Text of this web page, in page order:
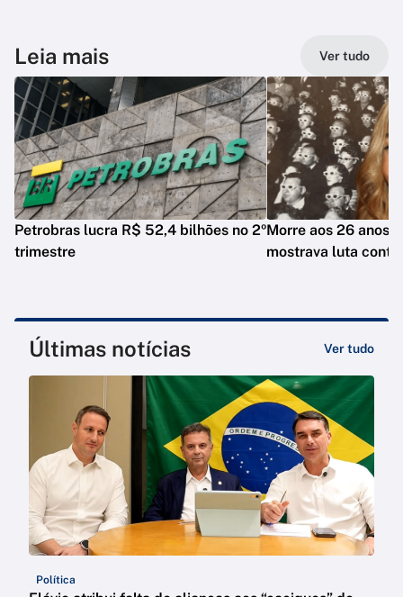
Leia mais Ver tudo
Petrobras lucra R$ 52,4 bilhões no 2º
trimestre
Morre aos 26 anos
mostrava luta
Últimas notícias Ver tudo
Política